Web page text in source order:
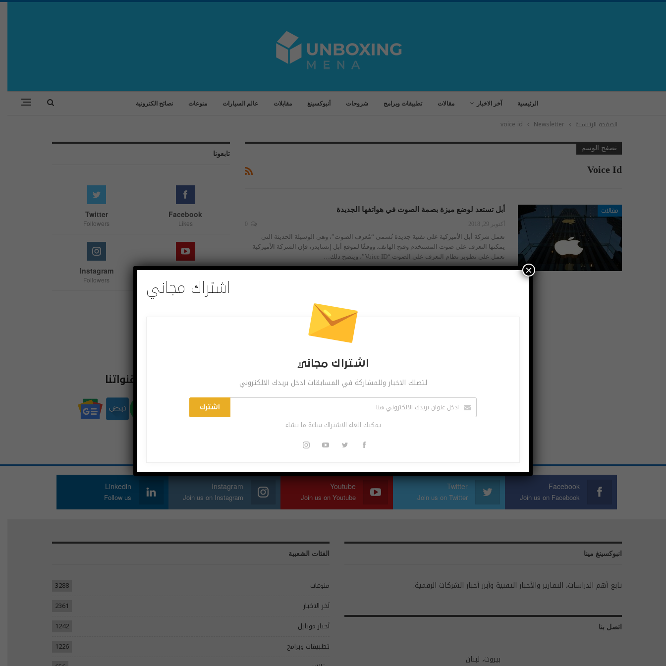
الرئيسية آخر الاخبار مقالات تطبيقات وبرامج شروحات أنبوكسينغ مقابلات عالم السيارات منوعات نصائح الكترونية
الصفحة الرئيسية Newsletter
voice id
تصفح الوسم
Voice Id
مقالات أبل تستعد لوضع ميزة بصمة الصوت في هواتفها الجديدة
أكتوبر 29, 2018
تعمل شركة أبل الأميركية على تقنية جديدة تُسمى “مُعرف الصوت”، وهي الوسيلة الحديثة التي
يمكنها التعرف على صوت المستخدم وفتح الهاتف. ووفقًا لموقع أبل إنسايدر، فإن الشركة الأميركية
تعمل على تطوير نظام التعرف على الصوت “Voice ID”، ويتضح ذلك
تابعونا
Facebook
Likes
Twitter
Followers
Youtube
Subscribers
Instagram
Followers
اشترك بقنواتنا
Facebook
Join us on Facebook
Twitter
Join us on Twitter
Youtube
Join us on Youtube
Instagram
Join us on Instagram
Linkedin
Follow us
انبوكسينغ مينا
تابع أهم الدراسات، التقارير والأخبار التقنية وأبرز أخبار الشركات الرقمية.
اتصل بنا
بيروت، لبنان
الفئات الشعبية
منوعات
3288
آخر الاخبار
2361
أخبار موبايل
1242
تطبيقات وبرامج
1226
اشتراك مجاني
اشتراك مجاني
لتصلك الاخبار وللمشاركة في المسابقات ادخل بريدك الالكتروني
اشترك
يمكنك الغاء الاشتراك ساعة ما تشاء
×